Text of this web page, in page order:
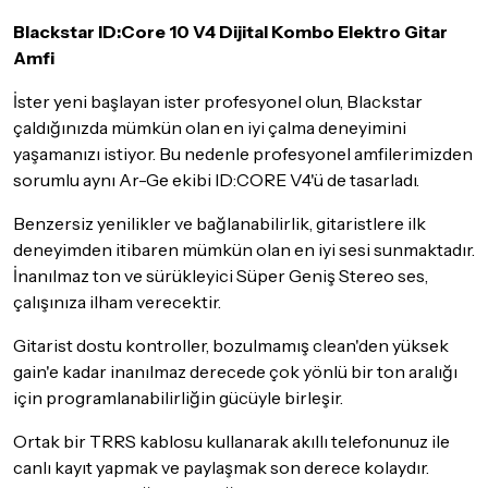
Ürünü aldıktan sonra üşenmeyip İzmir / Mavişehir
mağzasına jak kablosu alma bahanesi ile gidip ürün
internette akustik gitarın kasası sebebiyle girişimden
dolayı amfiye zarar verebilir gibi bilgiler edindim. Bunu
doğrulatmam lazımdı) Mağaza görevlsi arkadaşlar hiç
üşenmeyip elektro gitar amfisini gerekli ayarları
yaptıktan sonra kullanabileceğimi fakat çok
önermediklerini söylediler.
Tek kelime ile muhteşem. Akustik gitar takılıyken OD1
OD2 modlarını kullanamıyorsunuz çünkü rezonans
sorun olabilir. Clean 1-2 ve manuel devre dışı iken
neredeyse akustik gitar ile (epiphone pro-11) grunch
tonlarına yaklaşıyorsunuz. v3 den farklı olarak
verimli değil .Fakat elektroda iyi iş göreceğine eminim.
Reverbi harika. Stereo özelliği var. çift girişi olan bir
eksiksiz olması gerekmektedir. Satın almış olduğunuz ürünü
göndermeden önce mutlaka
İade ve değişim koşulları, ürün kategorilerine göre farklılık
gösterebilir. Lütfen satın almadan önce ilgili ürünün
iade/değişim şartlarını kontrol ettiğinizden emin olun.
Blackstar ID:Core 10 V4 Dijital Kombo Elektro Gitar
Amfi
İster yeni başlayan ister profesyonel olun, Blackstar
çaldığınızda mümkün olan en iyi çalma deneyimini
yaşamanızı istiyor. Bu nedenle profesyonel amfilerimizden
sorumlu aynı Ar-Ge ekibi ID:CORE V4'ü de tasarladı.
Benzersiz yenilikler ve bağlanabilirlik, gitaristlere ilk
deneyimden itibaren mümkün olan en iyi sesi sunmaktadır.
İnanılmaz ton ve sürükleyici Süper Geniş Stereo ses,
çalışınıza ilham verecektir.
Gitarist dostu kontroller, bozulmamış clean'den yüksek
gain'e kadar inanılmaz derecede çok yönlü bir ton aralığı
için programlanabilirliğin gücüyle birleşir.
Ortak bir TRRS kablosu kullanarak akıllı telefonunuz ile
canlı kayıt yapmak ve paylaşmak son derece kolaydır.